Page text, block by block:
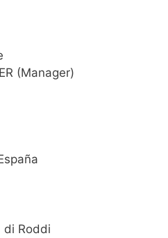
(Manager)
di Roddi